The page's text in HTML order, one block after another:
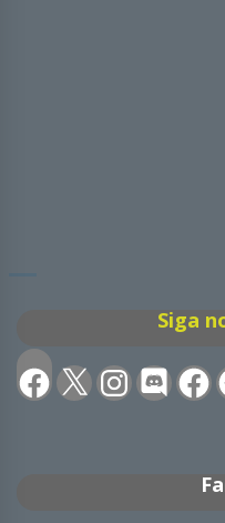
Siga
Facebook
X Instagram
Discord